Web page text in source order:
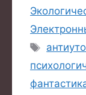
Метки